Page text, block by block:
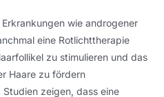
Erkrankungen wie androgener
eine Rotlichttherapie
zu stimulieren und das
Haare zu fördern
zeigen, dass eine